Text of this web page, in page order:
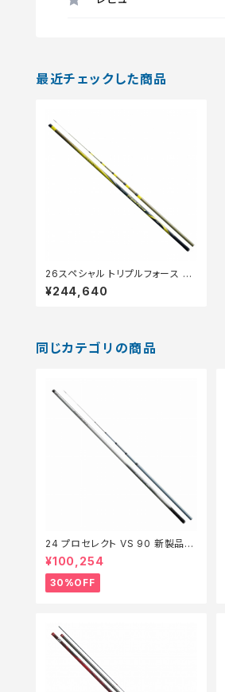
最近チェックした商品
26スペシャル トリプルフォース 急
瀬G85
¥244,640
同じカテゴリの商品
24 プロセレクト VS 90 新製品2
024【特価ロッド】【30】
¥100,254
30%OFF